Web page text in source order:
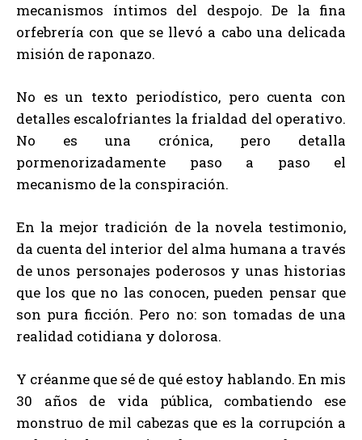
mecanismos íntimos del despojo. De la fina
orfebrería con que se llevó a cabo una delicada
misión de raponazo.
No es un texto periodístico, pero cuenta con
detalles escalofriantes la frialdad del operativo.
No es una crónica, pero detalla
pormenorizadamente paso a paso el
mecanismo de la conspiración.
En la mejor tradición de la novela testimonio,
da cuenta del interior del alma humana a través
de unos personajes poderosos y unas historias
que los que no las conocen, pueden pensar que
son pura ficción. Pero no: son tomadas de una
realidad cotidiana y dolorosa.
Y créanme que sé de qué estoy hablando. En mis
30 años de vida pública, combatiendo ese
monstruo de mil cabezas que es la corrupción a